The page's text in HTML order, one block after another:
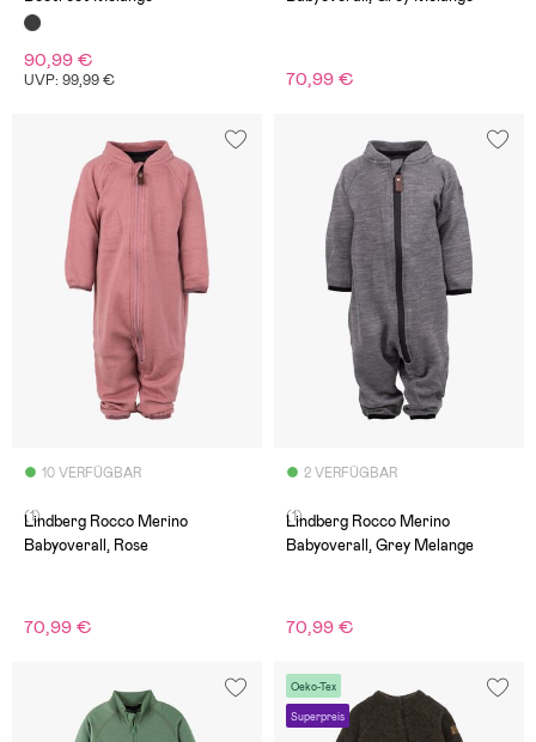
90,99 €
UVP: 99,99 € 70,99 €
10 VERFÜGBAR
(1)
Lindberg Rocco Merino
Babyoverall, Rose
70,99 €
2 VERFÜGBAR
(1)
Lindberg Rocco Merino
Babyoverall, Grey Melange
70,99 €
Oeko-Tex
Superpreis